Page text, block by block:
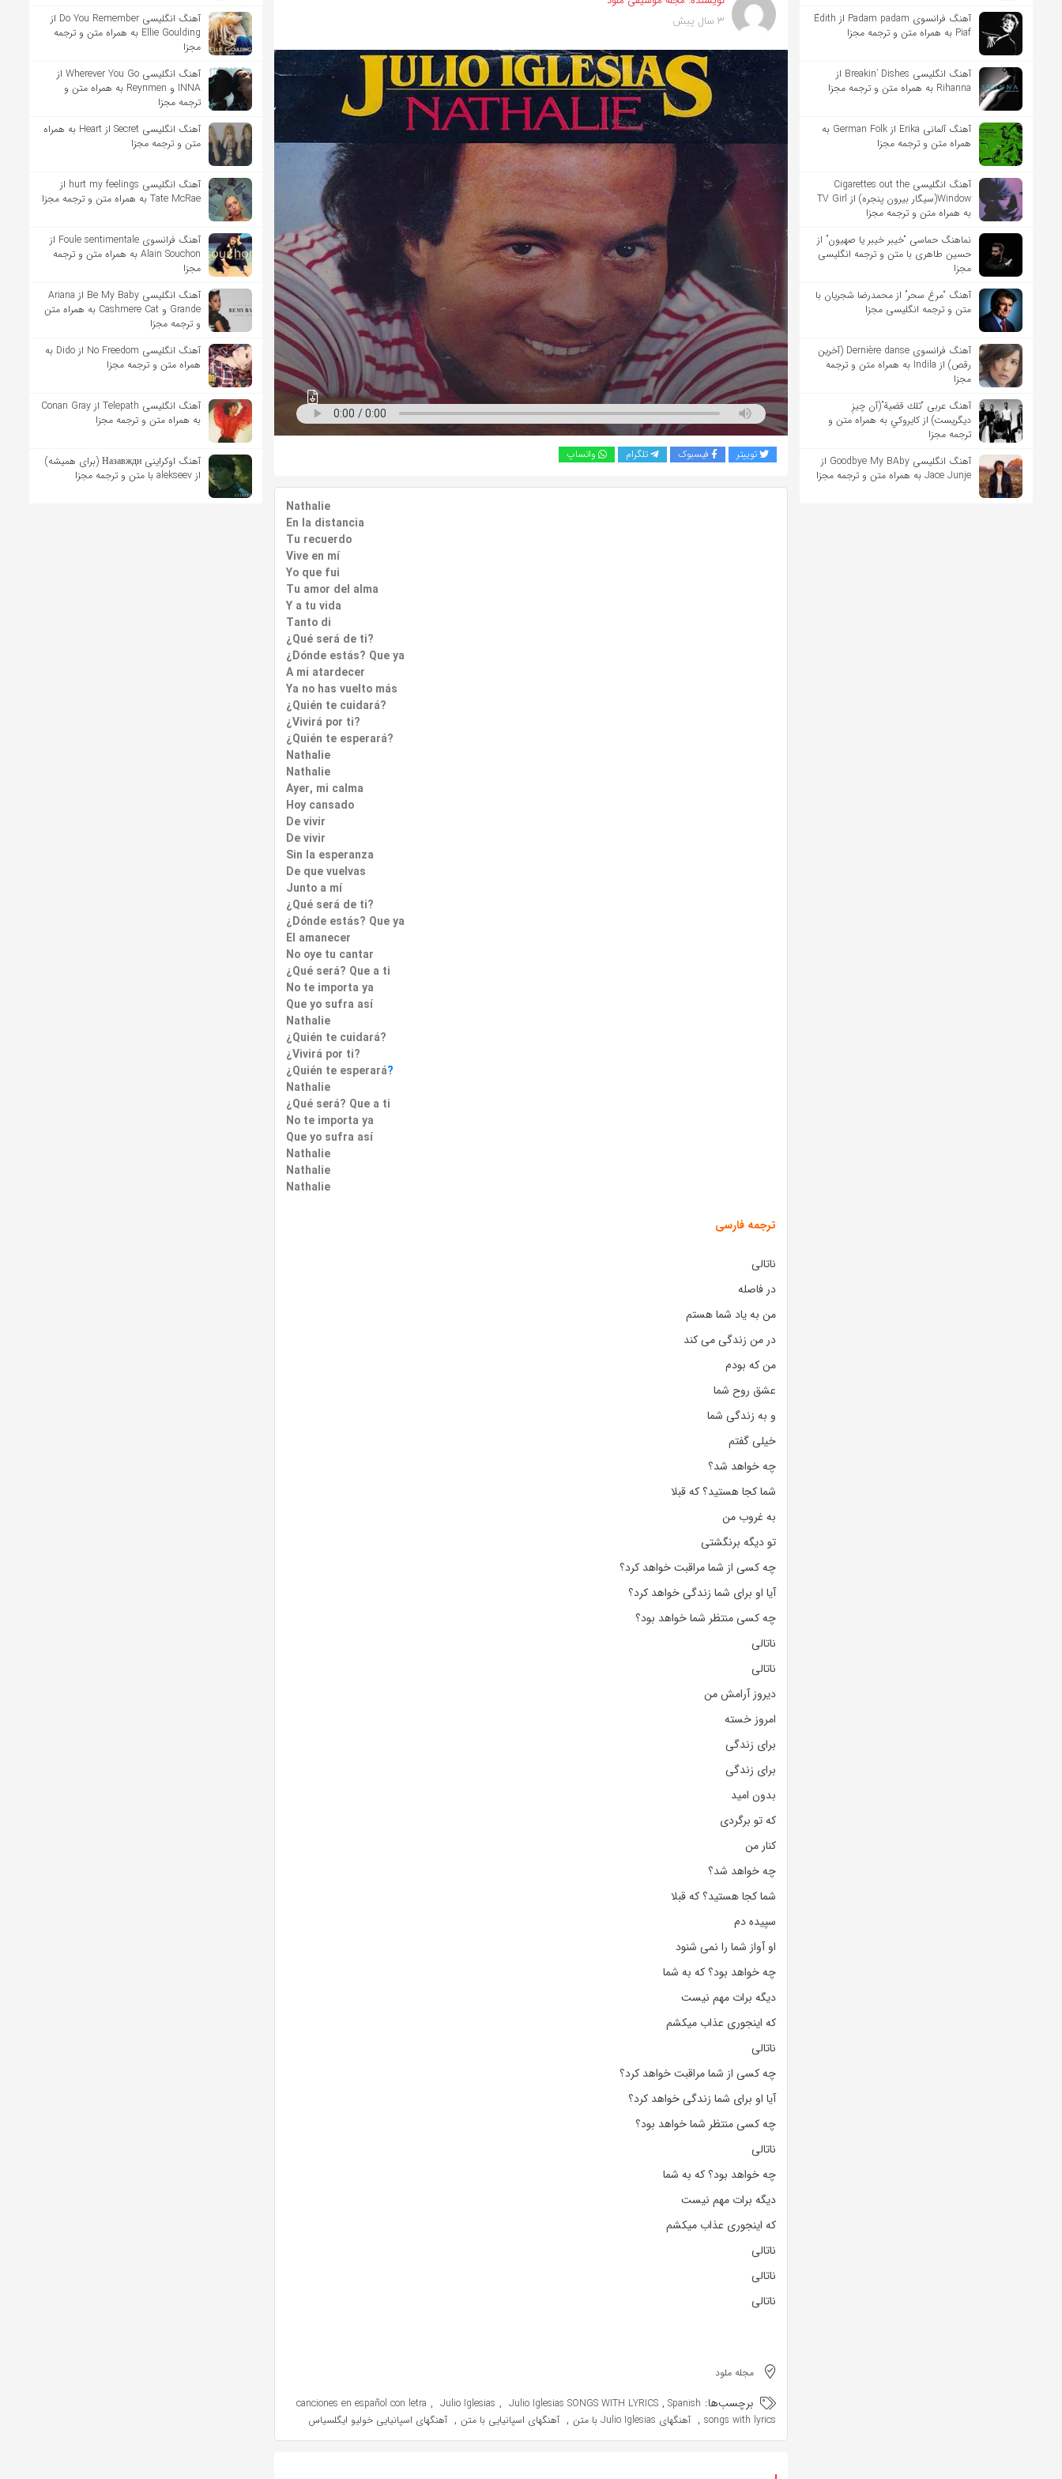
آهنگ فرانسوی Padam padam از Édith
Piaf به همراه متن و ترجمه مجزا
آهنگ انگلیسی Breakin’ Dishes از
Rihanna به همراه متن و ترجمه مجزا
آهنگ آلمانی Erika از German Folk به
همراه متن و ترجمه مجزا
آهنگ انگلیسی Cigarettes out the
Window(سیگار بیرون پنجره) از TV Girl
به همراه متن و ترجمه مجزا
نماهنگ حماسی “خیبر خیبر یا صهیون” از
حسین طاهری با متن و ترجمه انگلیسی
مجزا
آهنگ “مرغ سحر” از محمدرضا شجریان با
متن و ترجمه انگلیسی مجزا
آهنگ فرانسوی Dernière danse (آخرین
رقص) از Indila به همراه متن و ترجمه
مجزا
آهنگ عربی “تلك قضية”(آن چیزِ
دیگریست) از كايروكي به همراه متن و
ترجمه مجزا
آهنگ انگلیسی Goodbye My BAby از
Jace Junje به همراه متن و ترجمه مجزا
3 سال پیش
توییتر فیسبوک تلگرام واتساپ
Nathalie
En la distancia
Tu recuerdo
Vive en mí
Yo que fui
Tu amor del alma
Y a tu vida
Tanto di
¿Qué será de ti?
¿Dónde estás? Que ya
A mi atardecer
Ya no has vuelto más
¿Quién te cuidará?
¿Vivirá por ti?
¿Quién te esperará?
Nathalie
Nathalie
Ayer, mi calma
Hoy cansado
De vivir
De vivir
Sin la esperanza
De que vuelvas
Junto a mí
¿Qué será de ti?
¿Dónde estás? Que ya
El amanecer
No oye tu cantar
¿Qué será? Que a ti
No te importa ya
Que yo sufra así
Nathalie
¿Quién te cuidará?
¿Vivirá por ti?
¿Quién te esperará?
Nathalie
¿Qué será? Que a ti
No te importa ya
Que yo sufra así
Nathalie
Nathalie
Nathalie
ترجمه فارسی
ناتالی
در فاصله
من به یاد شما هستم
در من زندگی می کند
من که بودم
عشق روح شما
و به زندگی شما
خیلی گفتم
چه خواهد شد؟
شما کجا هستید؟ که قبلا
به غروب من
تو دیگه برنگشتی
چه کسی از شما مراقبت خواهد کرد؟
آیا او برای شما زندگی خواهد کرد؟
چه کسی منتظر شما خواهد بود؟
ناتالی
ناتالی
دیروز آرامش من
امروز خسته
برای زندگی
برای زندگی
بدون امید
که تو برگردی
کنار من
چه خواهد شد؟
شما کجا هستید؟ که قبلا
سپیده دم
او آواز شما را نمی شنود
چه خواهد بود؟ که به شما
دیگه برات مهم نیست
که اینجوری عذاب میکشم
ناتالی
چه کسی از شما مراقبت خواهد کرد؟
آیا او برای شما زندگی خواهد کرد؟
چه کسی منتظر شما خواهد بود؟
ناتالی
چه خواهد بود؟ که به شما
دیگه برات مهم نیست
که اینجوری عذاب میکشم
ناتالی
ناتالی
ناتالی
مجله ملود
برچسب‌ها: canciones en español con letra , Julio Iglesias , Julio Iglesias SONGS WITH LYRICS , Spanish
songs with lyrics
, آهنگهای Julio Iglesias با متن , آهنگهای اسپانیایی با متن , آهنگهای اسپانیایی خولیو ایگلسیاس
آهنگ انگلیسی Do You Remember از
Ellie Goulding به همراه متن و ترجمه
مجزا
آهنگ انگلیسی Wherever You Go از
INNA و Reynmen به همراه متن و
ترجمه مجزا
آهنگ انگلیسی Secret از Heart به همراه
متن و ترجمه مجزا
آهنگ انگلیسی hurt my feelings از
Tate McRae به همراه متن و ترجمه مجزا
آهنگ فرانسوی Foule sentimentale از
Alain Souchon به همراه متن و ترجمه
مجزا
آهنگ انگلیسی Be My Baby از Ariana
Grande و Cashmere Cat به همراه متن
و ترجمه مجزا
آهنگ انگلیسی No Freedom از Dido به
همراه متن و ترجمه مجزا
آهنگ انگلیسی Telepath از Conan Gray
به همراه متن و ترجمه مجزا
آهنگ اوکراینی Назавжди (برای همیشه)
از alekseev با متن و ترجمه مجزا